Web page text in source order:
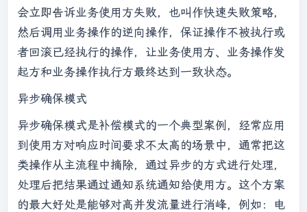
会立即告诉业务使用方失败，也叫作快速失败策略，
然后调用业务操作的逆向操作，保证操作不被执行或
者回滚已经执行的操作，让业务使用方、业务操作发
起方和业务操作执行方最终达到一致状态。
异步确保模式
异步确保模式是补偿模式的一个典型案例，经常应用
到使用方对响应时间要求不太高的场景中，通常把这
类操作从主流程中摘除，通过异步的方式进行处理，
处理后把结果通过通知系统通知给使用方。这个方案
的最大好处是能够对高并发流量进行消峰，例如：电